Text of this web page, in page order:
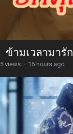
ข้ามเวลามารั
5 views · 16 hours ago